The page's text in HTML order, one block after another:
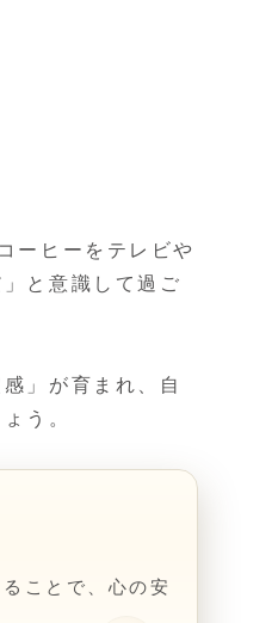
ーヒーをテレビや
と意識して過ご
」が育まれ、自
う。
ことで、心の安